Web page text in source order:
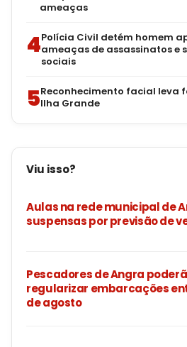
ameaças
4Polícia Civil detém homem
ameaças de assassinatos e
sociais
5Reconhecimento facial leva
Ilha Grande
Viu isso?
Aulas na rede municipal de
suspensas por previsão de
Pescadores de Angra
regularizar embarcações
de agosto